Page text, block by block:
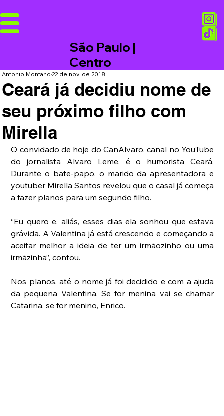
São Paulo |
Centro
Ceará já decidiu nome de
seu próximo filho com
Mirella
Antonio Montano22 de nov. de 2018
O convidado de hoje do CanAlvaro, canal no YouTube
do jornalista Alvaro Leme, é o humorista Ceará.
Durante o bate-papo, o marido da apresentadora e
youtuber Mirella Santos revelou que o casal já começa
a fazer planos para um segundo filho.
“Eu quero e, aliás, esses dias ela sonhou que estava
grávida. A Valentina já está crescendo e começando a
aceitar melhor a ideia de ter um irmãozinho ou uma
irmãzinha”, contou.
Nos planos, até o nome já foi decidido e com a ajuda
da pequena Valentina. Se for menina vai se chamar
Catarina, se for menino, Enrico.